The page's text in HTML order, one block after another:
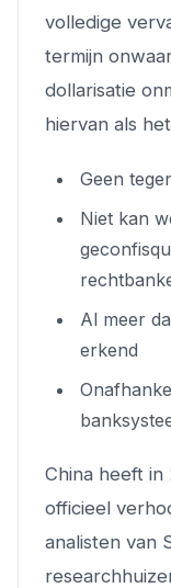
volledige
termijn
dollarisatie
hiervan als
Geen
Niet kan
Al meer
erkend
China heeft
officieel
analisten van